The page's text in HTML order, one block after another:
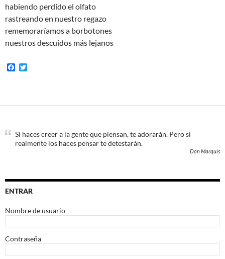
habiendo perdido el olfato
rastreando en nuestro regazo
rememoraríamos a borbotones
nuestros descuidos más lejanos
F
o
e
Si haces creer a la gente que piensan, te adorarán. Pero si
realmente los haces pensar te detestarán.
Don Marquis
ENTRAR
Nombre de usuario
Contraseña